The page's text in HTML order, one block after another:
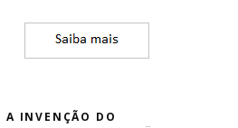
A INVENÇÃO DO